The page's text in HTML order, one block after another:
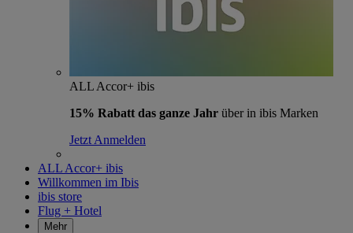
ALL Accor+ ibis
15% Rabatt das ganze Jahr über in ibis Marken
Jetzt Anmelden
ALL Accor+ ibis
Willkommen im Ibis
ibis store
Flug + Hotel
Mehr